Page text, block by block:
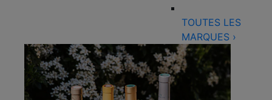
TOUTES LES
MARQUES ›